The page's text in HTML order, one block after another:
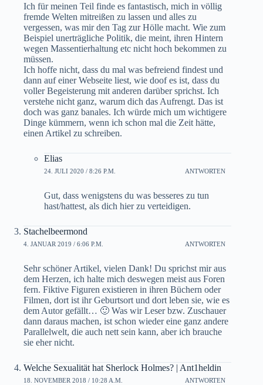
Ich für meinen Teil finde es fantastisch, mich in völlig
fremde Welten mitreißen zu lassen und alles zu
vergessen, was mir den Tag zur Hölle macht. Wie zum
Beispiel unerträgliche Politik, die meint, ihren Hintern
wegen Massentierhaltung etc nicht hoch bekommen zu
müssen.
Ich hoffe nicht, dass du mal was befreiend findest und
dann auf einer Webseite liest, wie doof es ist, dass du
voller Begeisterung mit anderen darüber sprichst. Ich
verstehe nicht ganz, warum dich das Aufrengt. Das ist
doch was ganz banales. Ich würde mich um wichtigere
Dinge kümmern, wenn ich schon mal die Zeit hätte,
einen Artikel zu schreiben.
Elias
24. JULI 2020 / 8:26 P.M. ANTWORTEN
Gut, dass wenigstens du was besseres zu tun
hast/hattest, als dich hier zu verteidigen.
Stachelbeermond
4. JANUAR 2019 / 6:06 P.M. ANTWORTEN
Sehr schöner Artikel, vielen Dank! Du sprichst mir aus
dem Herzen, ich halte mich deswegen meist aus Foren
fern. Fiktive Figuren existieren in ihren Büchern oder
Filmen, dort ist ihr Geburtsort und dort leben sie, wie es
dem Autor gefällt… 🙂 Was wir Leser bzw. Zuschauer
dann daraus machen, ist schon wieder eine ganz andere
Parallelwelt, die auch nett sein kann, aber ich brauche
sie eher nicht.
Welche Sexualität hat Sherlock Holmes? | Ant1heldin
18. NOVEMBER 2018 / 10:28 A.M. ANTWORTEN